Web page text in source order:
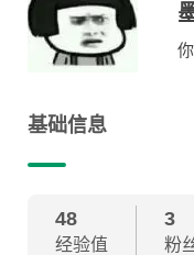
基础信息
48
经验值
3
粉